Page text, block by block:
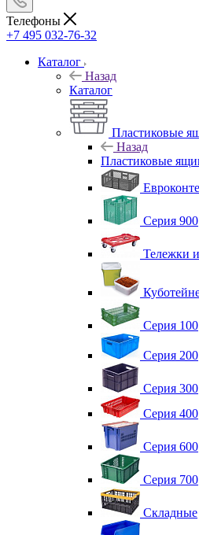
Телефоны
+7 495 032-76-32
Каталог
Назад
Каталог
Пластиковые
Назад
Пластиковые
Серия 900
Тележки
Серия 100
Серия 200
Серия 300
Серия 400
Серия 600
Серия 700
Складные